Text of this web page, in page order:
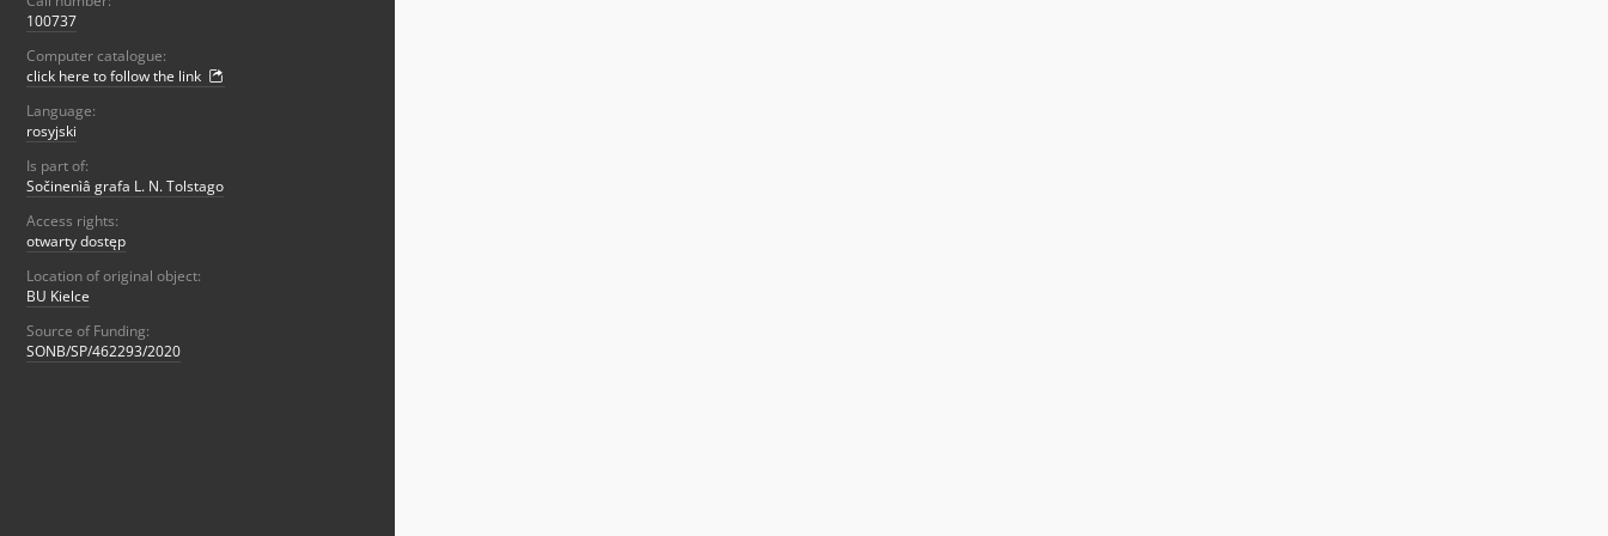
100737
Computer catalogue:
click here to follow the link
Language:
rosyjski
Is part of:
Sočinenìâ grafa L. N. Tolstago
Access rights:
otwarty dostęp
Location of original object:
BU Kielce
Source of Funding:
SONB/SP/462293/2020